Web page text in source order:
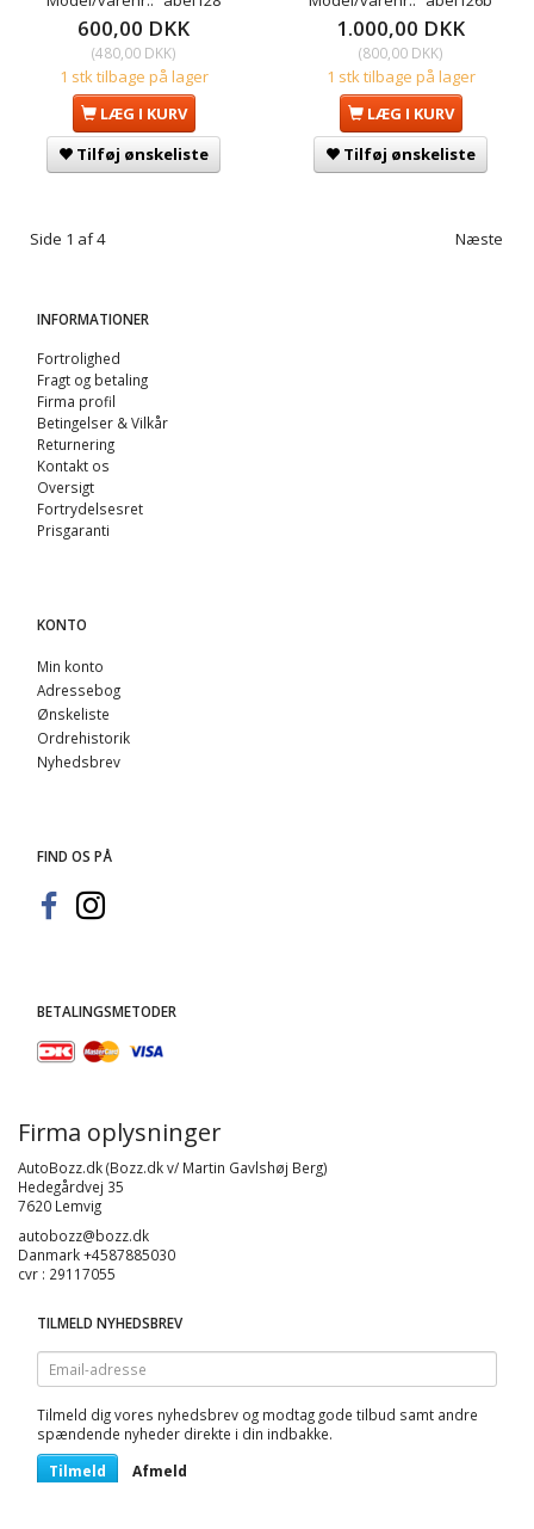
600,00 DKK
(480,00 DKK)
1 stk tilbage på lager
LÆG I KURV
Tilføj ønskeliste
1.000,00 DKK
(800,00 DKK)
1 stk tilbage på lager
LÆG I KURV
Tilføj ønskeliste
Side 1 af 4 Næste
INFORMATIONER
Fortrolighed
Fragt og betaling
Firma profil
Betingelser & Vilkår
Returnering
Kontakt os
Oversigt
Fortrydelsesret
Prisgaranti
KONTO
Min konto
Adressebog
Ønskeliste
Ordrehistorik
Nyhedsbrev
FIND OS PÅ
BETALINGSMETODER
Firma oplysninger
AutoBozz.dk (Bozz.dk v/ Martin Gavlshøj Berg)
Hedegårdvej 35
7620 Lemvig
autobozz@bozz.dk
Danmark +4587885030
cvr : 29117055
TILMELD NYHEDSBREV
Email-
adresse
Tilmeld dig vores nyhedsbrev og modtag gode tilbud samt andre
spændende nyheder direkte i din indbakke.
Tilmeld Afmeld